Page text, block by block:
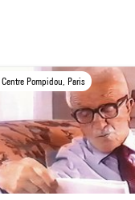
Centre Pompidou, Paris